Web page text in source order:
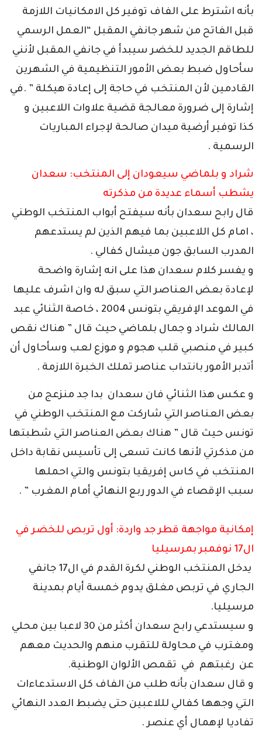
بأنه اشترط على الفاف توفير كل الامكانيات اللازمة
قبل الفاتح من شهر جانفي المقبل “العمل الرسمي
للطاقم الجديد للخضر سيبدأ في جانفي المقبل لأنني
سأحاول ضبط بعض الأمور التنظيمية في الشهرين
القادمين لأن المنتخب في حاجة إلى إعادة هيكلة ” .في
إشارة إلى ضرورة معالجة قضية علاوات اللاعبين و
كذا توفير أرضية ميدان صالحة لإجراء المباريات
الرسمية .
شراد و بلماضي سيعودان إلى المنتخب: سعدان
يشطب أسماء عديدة من مذكرته
قال رابح سعدان بأنه سيفتح أبواب المنتخب الوطني
، امام كل اللاعبين بما فيهم الذين لم يستدعهم
المدرب السابق جون ميشال كفالي .
و يفسر كلام سعدان هذا على انه إشارة واضحة
لإعادة بعض العناصر التي سبق له وان اشرف عليها
في الموعد الإفريقي بتونس 2004 ، خاصة الثنائي عبد
المالك شراد و جمال بلماضي حيث قال ” هناك نقص
كبير في منصبي قلب هجوم و موزع لعب وسأحاول أن
أتدبر الأمور بانتداب عناصر تملك الخبرة اللازمة .
و عكس هذا الثنائي فان سعدان بدا جد منزعج من
بعض العناصر التي شاركت مع المنتخب الوطني في
تونس حيث قال ” هناك بعض العناصر التي شطبتها
من مذكرتي لأنها كانت تسعى إلى تأسيس نقابة داخل
المنتخب في كاس إفريقيا بتونس والتي احملها
سبب الإقصاء في الدور ربع النهائي أمام المغرب ” .
إمكانية مواجهة قطر جد واردة: أول تربص للخضر في
ال17 نوفمبر بمرسيليا
يدخل المنتخب الوطني لكرة القدم في ال17 جانفي
الجاري في تربص مغلق يدوم خمسة أيام بمدينة
مرسيليا.
و سيستدعي رابح سعدان أكثر من 30 لاعبا بين محلي
ومغترب في محاولة للتقرب منهم والحديث معهم
عن رغبتهم في تقمص الألوان الوطنية.
و قال سعدان بأنه طلب من الفاف كل الاستدعاءات
التي وجهها كفالي لللاعبين حتى يضبط العدد النهائي
تفاديا لإهمال أي عنصر .